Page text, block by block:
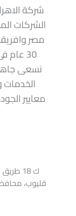
شركة
الشركات
مصر
30
نسعى
الخدمات
معايير
ك 18
قليوب،